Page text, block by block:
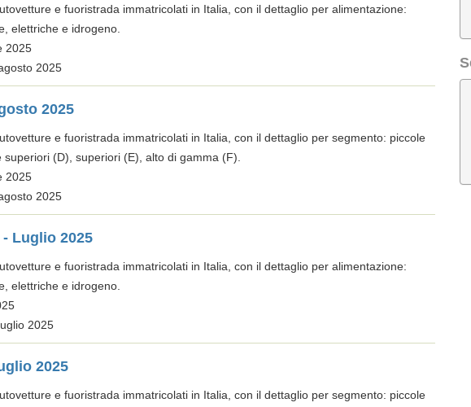
e fuoristrada immatricolati in Italia, con il dettaglio per alimentazione:
elettriche e idrogeno.
2025
2025
2025
e fuoristrada immatricolati in Italia, con il dettaglio per segmento: piccole
(D), superiori (E), alto di gamma (F).
2025
2025
Luglio 2025
e fuoristrada immatricolati in Italia, con il dettaglio per alimentazione:
elettriche e idrogeno.
2025
2025
e fuoristrada immatricolati in Italia, con il dettaglio per segmento: piccole